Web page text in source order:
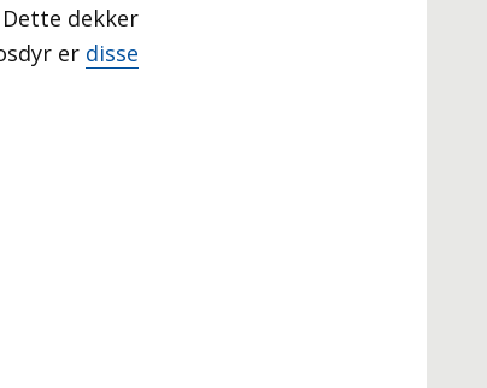
dekker
er disse